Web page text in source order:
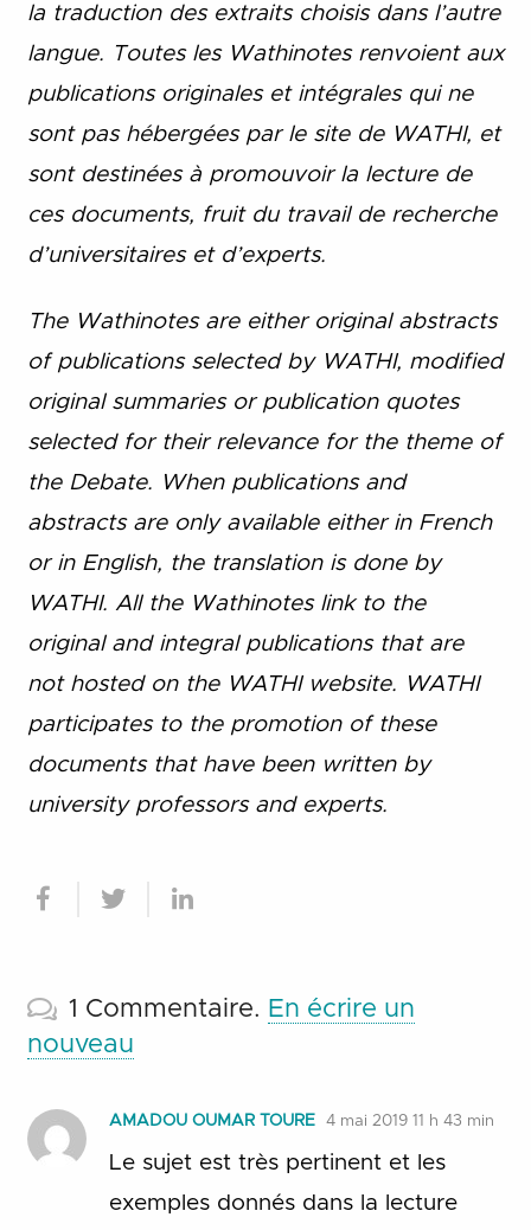
la traduction des extraits choisis dans l’autre
langue. Toutes les Wathinotes renvoient aux
publications originales et intégrales qui ne
sont pas hébergées par le site de WATHI, et
sont destinées à promouvoir la lecture de
ces documents, fruit du travail de recherche
d’universitaires et d’experts.
The Wathinotes are either original abstracts
of publications selected by WATHI, modified
original summaries or publication quotes
selected for their relevance for the theme of
the Debate. When publications and
abstracts are only available either in French
or in English, the translation is done by
WATHI. All the Wathinotes link to the
original and integral publications that are
not hosted on the WATHI website. WATHI
participates to the promotion of these
documents that have been written by
university professors and experts.
1 Commentaire. En écrire un
nouveau
AMADOU OUMAR TOURE 4 mai 2019 11 h 43 min
Le sujet est très pertinent et les
exemples donnés dans la lecture